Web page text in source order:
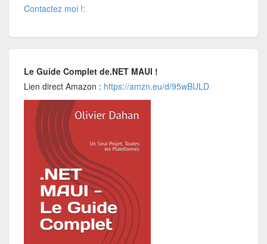
Contactez moi !:
Le Guide Complet de.NET MAUI !
Lien direct Amazon : https://amzn.eu/d/95wBULD